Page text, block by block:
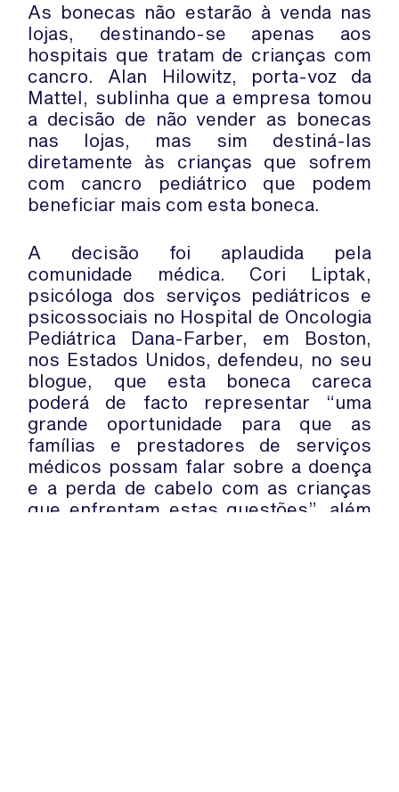
As bonecas não estarão à venda nas
lojas, destinando-se apenas aos
hospitais que tratam de crianças com
cancro. Alan Hilowitz, porta-voz da
Mattel, sublinha que a empresa tomou
a decisão de não vender as bonecas
nas lojas, mas sim destiná-las
diretamente às crianças que sofrem
com cancro pediátrico que podem
beneficiar mais com esta boneca.
A decisão foi aplaudida pela
comunidade médica. Cori Liptak,
psicóloga dos serviços pediátricos e
psicossociais no Hospital de Oncologia
Pediátrica Dana-Farber, em Boston,
nos Estados Unidos, defendeu, no seu
blogue, que esta boneca careca
poderá de facto representar “uma
grande oportunidade para que as
famílias e prestadores de serviços
médicos possam falar sobre a doença
e a perda de cabelo com as crianças
que enfrentam estas questões”, além